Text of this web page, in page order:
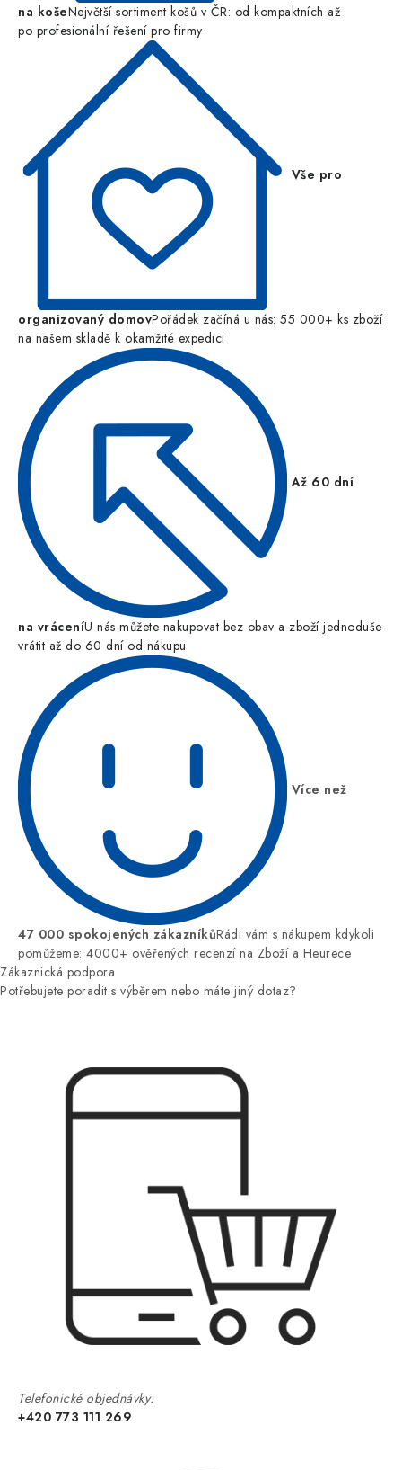
na košeNejvětší sortiment košů v ČR: od kompaktních až
po profesionální řešení pro firmy
Vše pro
organizovaný domovPořádek začíná u nás: 55 000+ ks zboží
na našem skladě k okamžité expedici
Až 60 dní
na vráceníU nás můžete nakupovat bez obav a zboží jednoduše
vrátit až do 60 dní od nákupu
Více než
47 000 spokojených zákazníkůRádi vám s nákupem kdykoli
pomůžeme: 4000+ ověřených recenzí na Zboží a Heurece
Zákaznická podpora
Potřebujete poradit s výběrem nebo máte jiný dotaz?
Telefonické objednávky:
+420 773 111 269